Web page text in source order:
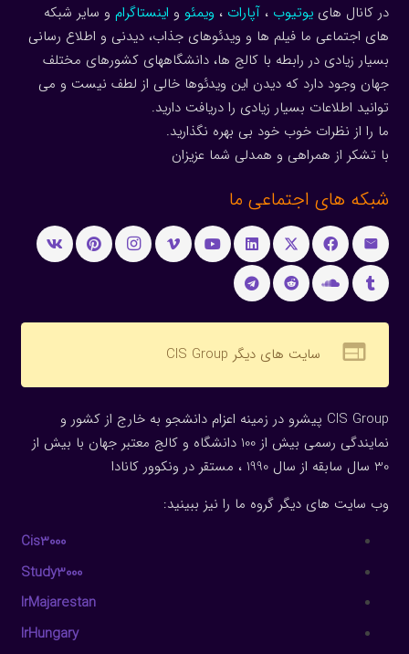
در کانال هاییوتیوب ، آپارات ، ویمئو و اینستاگرام و سایر شبکه
های اجتماعی ما فیلم ها و ویدئوهای جذاب، دیدنی و اطلاع رسانی
بسیار زیادی در رابطه با کالج ها، دانشگاههای کشورهای مختلف
جهان وجود دارد که دیدن این ویدئوها خالی از لطف نیست و می
توانید اطلاعات بسیار زیادی را دریافت دارید.
ما را از نظرات خوب خود بی بهره نگذارید.
با تشکر از همراهی و همدلی شما عزیزان
شبکه های اجتماعی ما
web سایت های دیگر CIS Group
CIS Group پیشرو در زمینه اعزام دانشجو به خارج از کشور و
نمایندگی رسمی بیش از 100 دانشگاه و کالج معتبر جهان با بیش از
30 سال سابقه از سال 1990 ، مستقر در ونکوور کانادا
وب سایت های دیگر گروه ما را نیز ببینید:
Cis3000
Study3000
IrMajarestan
IrHungary